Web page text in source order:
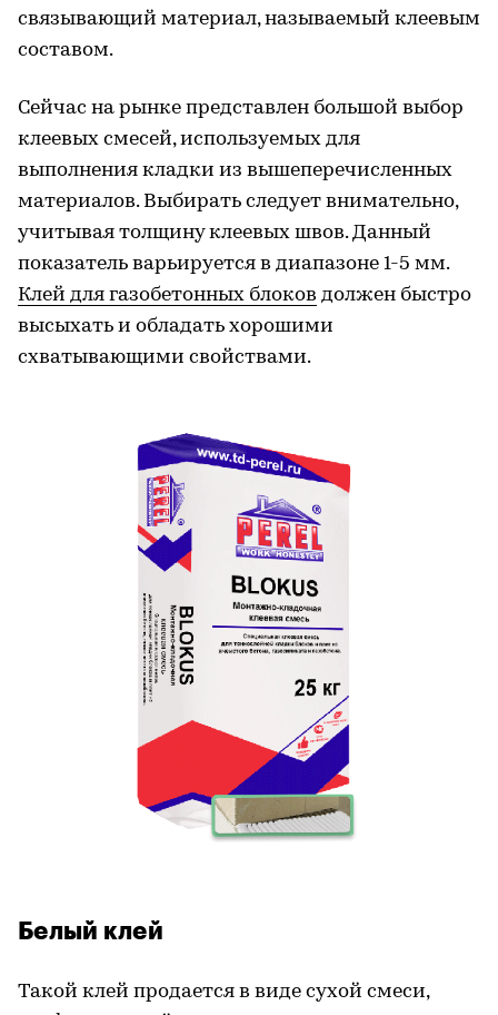
связывающий материал, называемый клеевым
составом.
Сейчас на рынке представлен большой выбор
клеевых смесей, используемых для
выполнения кладки из вышеперечисленных
материалов. Выбирать следует внимательно,
учитывая толщину клеевых швов. Данный
показатель варьируется в диапазоне 1-5 мм.
Клей для газобетонных блоков должен быстро
высыхать и обладать хорошими
схватывающими свойствами.
Белый клей
Такой клей продается в виде сухой смеси,